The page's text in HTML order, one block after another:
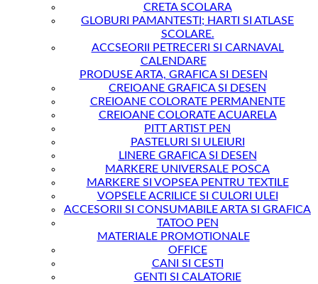
CRETA SCOLARA
GLOBURI PAMANTESTI; HARTI SI ATLASE
SCOLARE.
ACCSEORII PETRECERI SI CARNAVAL
CALENDARE
PRODUSE ARTA, GRAFICA SI DESEN
CREIOANE GRAFICA SI DESEN
CREIOANE COLORATE PERMANENTE
CREIOANE COLORATE ACUARELA
PITT ARTIST PEN
PASTELURI SI ULEIURI
LINERE GRAFICA SI DESEN
MARKERE UNIVERSALE POSCA
MARKERE SI VOPSEA PENTRU TEXTILE
VOPSELE ACRILICE SI CULORI ULEI
ACCESORII SI CONSUMABILE ARTA SI GRAFICA
TATOO PEN
MATERIALE PROMOTIONALE
OFFICE
CANI SI CESTI
GENTI SI CALATORIE